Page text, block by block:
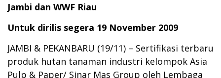
Jambi dan WWF Riau
Untuk dirilis segera 19 November 2009
JAMBI & PEKANBARU (19/11) – Sertifikasi terbaru
produk hutan tanaman industri kelompok Asia
Pulp & Paper/ Sinar Mas Group oleh Lembaga